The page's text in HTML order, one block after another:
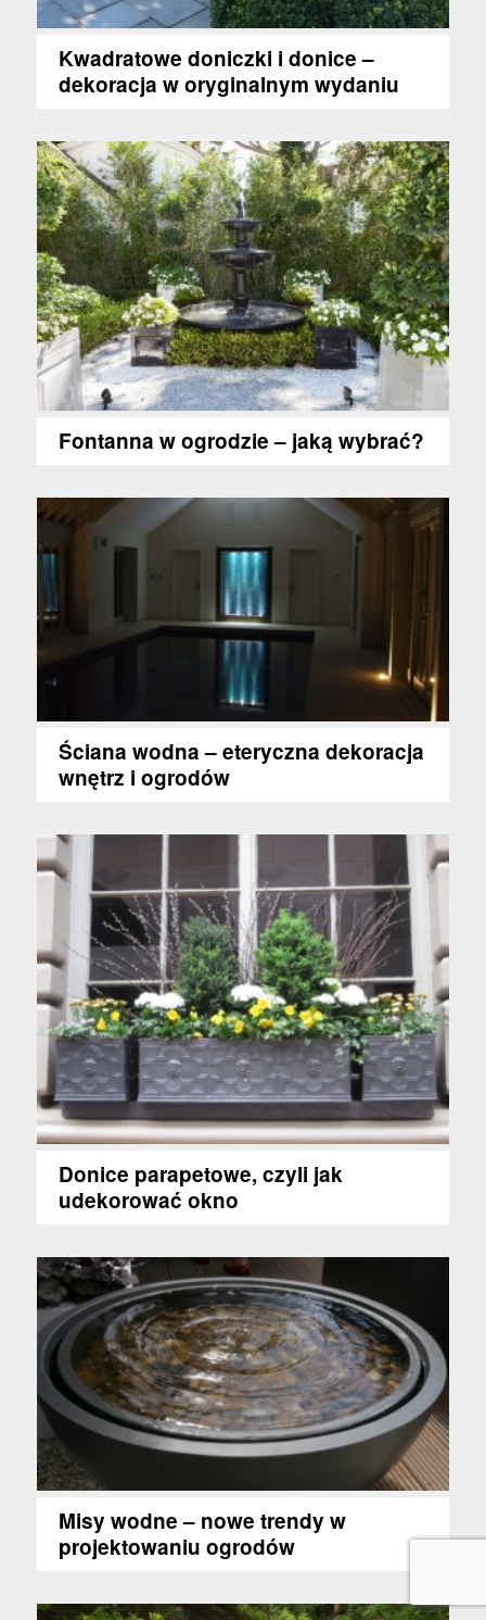
Kwadratowe doniczki i donice –
dekoracja w oryginalnym wydaniu
Fontanna w ogrodzie – jaką wybrać?
Ściana wodna – eteryczna dekoracja
wnętrz i ogrodów
Donice parapetowe, czyli jak
udekorować okno
Misy wodne – nowe trendy w
projektowaniu ogrodów